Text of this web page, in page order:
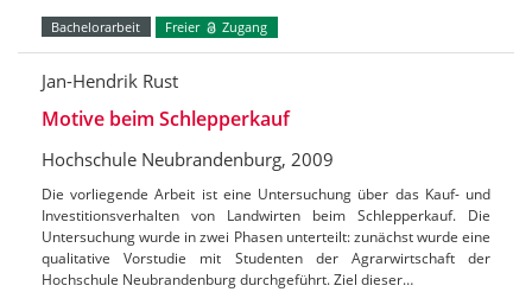
Bachelorarbeit Freier Zugang
Jan-Hendrik Rust
Motive beim Schlepperkauf
Hochschule Neubrandenburg, 2009
Die vorliegende Arbeit ist eine Untersuchung über das Kauf- und
Investitionsverhalten von Landwirten beim Schlepperkauf. Die
Untersuchung wurde in zwei Phasen unterteilt: zunächst wurde eine
qualitative Vorstudie mit Studenten der Agrarwirtschaft der
Hochschule Neubrandenburg durchgeführt. Ziel dieser…